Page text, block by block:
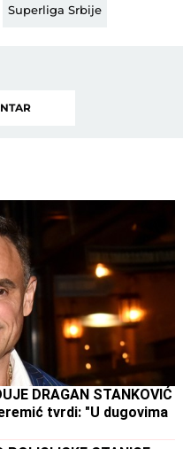
Superliga Srbije
DRAGAN STANKOVIĆ
tvrdi: "U dugovima